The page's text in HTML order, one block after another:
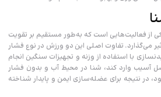
از فعالیت‌هایی است که به‌طور مستقیم بر تقویت
می‌گذارد. تفاوت اصلی این دو ورزش در نوع فشار
با استفاده از وزنه و تجهیزات سنگین انجام
وارد کند، شنا در محیط آب و بدون فشار
در نتیجه برای عضله‌سازی ایمن‌ و پایدار شناخته